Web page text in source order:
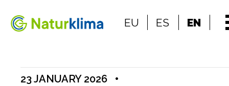
Go to the content
EU ES EN
23 JANUARY 2026 •